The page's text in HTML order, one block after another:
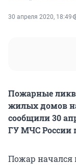
30 апреля 2020, 18:49
Пожарные
жилых домов
сообщили 30
ГУ МЧС России
Пожар начался